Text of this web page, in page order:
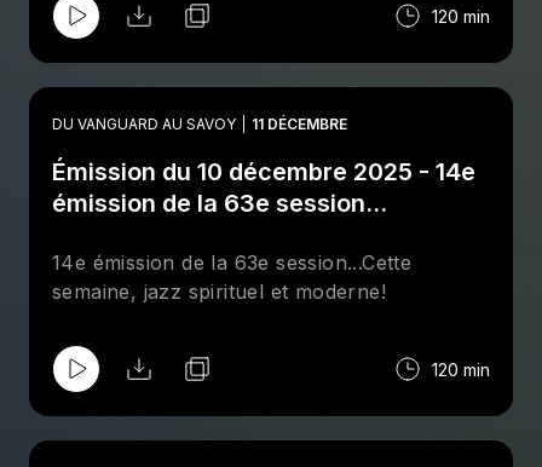
120 min
DU VANGUARD AU SAVOY 11 DÉCEMBRE
Émission du 10 décembre 2025 - 14e
émission de la 63e session...
14e émission de la 63e session...Cette
semaine, jazz spirituel et moderne!
120 min